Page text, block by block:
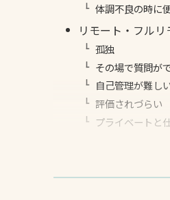
体調不良の時に
リモート・フル
孤独
その場で質問が
自己管理が難し
評価されづらい
プライベートと